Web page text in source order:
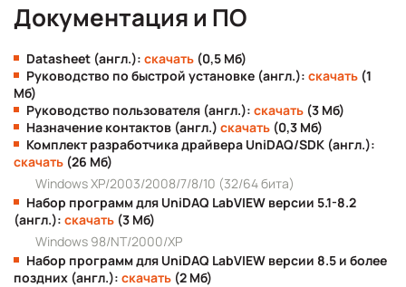
Документация и ПО
Datasheet (англ.): скачать (0,5 Мб)
Руководство по быстрой установке (англ.): скачать (1
Мб)
Руководство пользователя (англ.): скачать (3 Мб)
Назначение контактов (англ.) скачать (0,3 Мб)
Комплект разработчика драйвера UniDAQ/SDK (англ.):
скачать (26 Мб)
Windows XP/2003/2008/7/8/10 (32/64 бита)
Набор программ для UniDAQ LabVIEW версии 5.1-8.2
(англ.): скачать (3 Мб)
Windows 98/NT/2000/XP
Набор программ для UniDAQ LabVIEW версии 8.5 и более
поздних (англ.): скачать (2 Мб)